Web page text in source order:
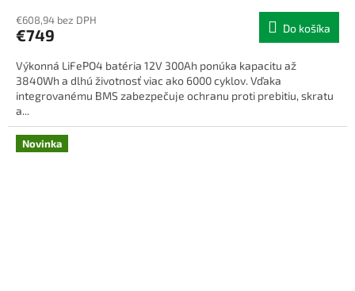
R
M
O
€608,94 bez DPH
€749 Do košíka
Výkonná LiFePO4 batéria 12V 300Ah ponúka kapacitu až
3840Wh a dlhú životnosť viac ako 6000 cyklov. Vďaka
integrovanému BMS zabezpečuje ochranu proti prebitiu, skratu
a...
Novinka